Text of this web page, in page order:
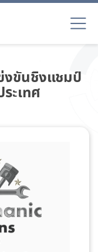
งขันชิงแชมป์
ะเทศ